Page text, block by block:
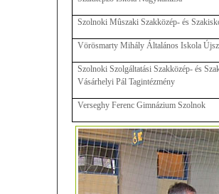
Szolnoki Mûszaki Szakközép- és
Vörösmarty Mihály Általános Iskola
Szolnoki Szolgáltatási Szakközép- és
Vásárhelyi Pál Tagintézmény
Verseghy Ferenc Gimnázium Szolnok